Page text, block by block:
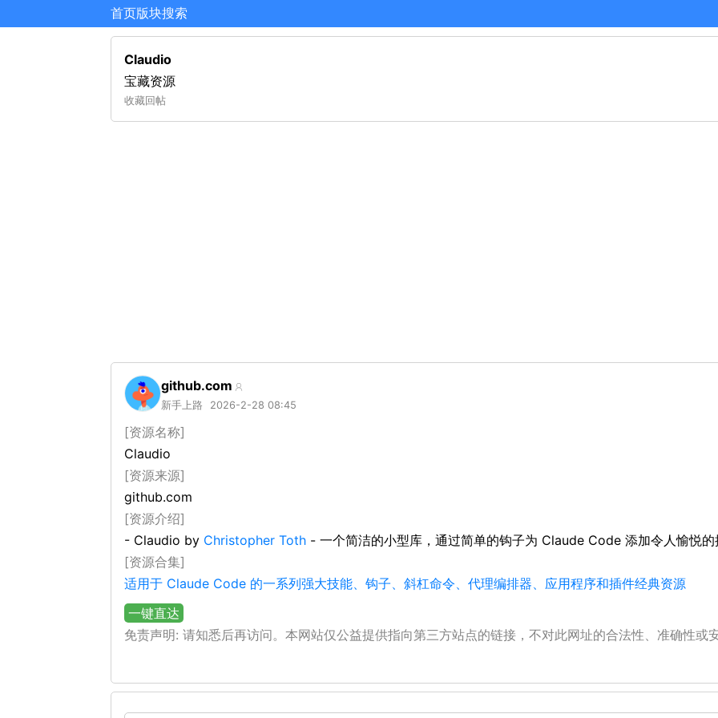
首页版块搜索
Claudio
宝藏资源
收藏回帖
github.com
新手上路 2026-2-28 08:45
[资源名称]
Claudio
[资源来源]
github.com
[资源介绍]
- Claudio by Christopher Toth - 一个简洁的小型库，通过简单的钩子为 Claude Code 添加令人愉悦的
[资源合集]
适用于 Claude Code 的一系列强大技能、钩子、斜杠命令、代理编排器、应用程序和插件经典资源
一键直达
免责声明: 请知悉后再访问。本网站仅公益提供指向第三方站点的链接，不对此网址的合法性、准确性或